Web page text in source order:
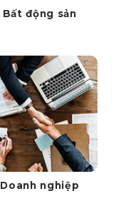
Bất động sản
Doanh nghiệp